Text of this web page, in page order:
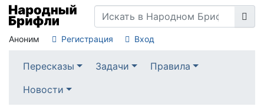
Аноним Регистрация Вход
Пересказы Задачи
Правила
Новости